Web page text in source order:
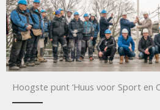
Hoogste punt ‘Huus voor Sport en